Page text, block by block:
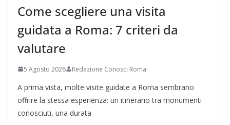
Come scegliere una visita
guidata a Roma: 7 criteri da
valutare
5 Agosto 2026 Redazione Conosci Roma
A prima vista, molte visite guidate a Roma sembrano
offrire la stessa esperienza: un itinerario tra monumenti
conosciuti, una durata